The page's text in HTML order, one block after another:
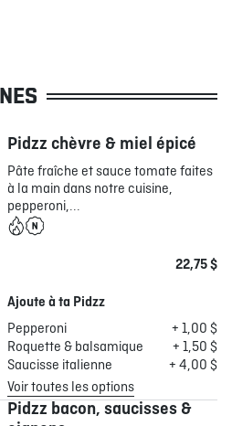
Pidzz chèvre & miel épicé
Pâte fraîche et sauce tomate faites
à la main dans notre cuisine,
pepperoni,...
22,75 $
Ajoute à ta Pidzz
Pepperoni
+ 1,00 $
Roquette & balsamique
+ 1,50 $
Saucisse italienne
+ 4,00 $
Voir toutes les options
Pidzz bacon, saucisses &